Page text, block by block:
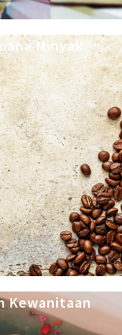
Minyak
Kewanitaan